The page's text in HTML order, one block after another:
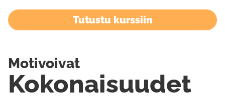
Tutustu kurssiin
Kokonaisuudet
Motivoivat